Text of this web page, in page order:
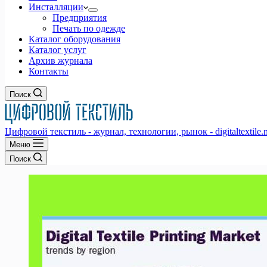
Инсталляции
Предприятия
Печать по одежде
Каталог оборудования
Каталог услуг
Архив журнала
Контакты
Поиск
Цифровой текстиль - журнал, технологии, рынок -
Меню
Поиск